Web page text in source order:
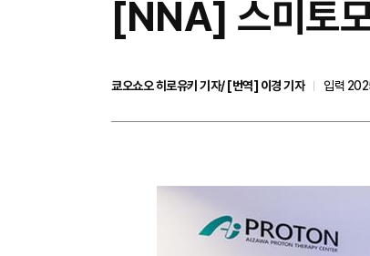
[NNA] 스미토
쿄오쇼오 히로유키 기자/ [번역] 이경 기자
입력